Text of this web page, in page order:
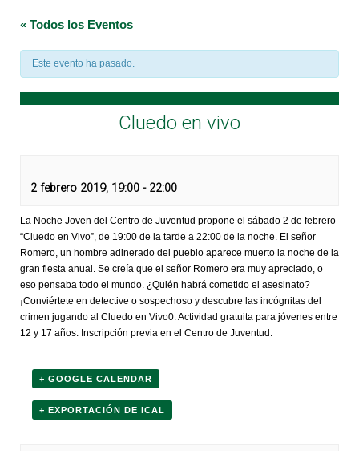
« Todos los Eventos
Este evento ha pasado.
Cluedo en vivo
2 febrero 2019, 19:00 - 22:00
La Noche Joven del Centro de Juventud propone el sábado 2 de febrero
“Cluedo en Vivo”, de 19:00 de la tarde a 22:00 de la noche. El señor
Romero, un hombre adinerado del pueblo aparece muerto la noche de la
gran fiesta anual. Se creía que el señor Romero era muy apreciado, o
eso pensaba todo el mundo. ¿Quién habrá cometido el asesinato?
¡Conviértete en detective o sospechoso y descubre las incógnitas del
crimen jugando al Cluedo en Vivo0. Actividad gratuita para jóvenes entre
12 y 17 años. Inscripción previa en el Centro de Juventud.
+ GOOGLE CALENDAR
+ EXPORTACIÓN DE ICAL